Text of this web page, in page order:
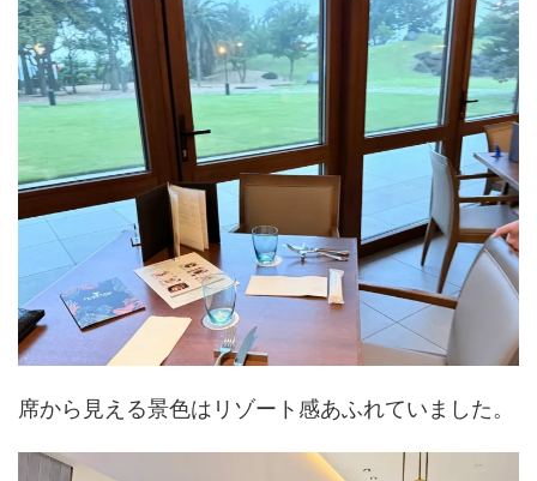
席から見える景色はリゾート感あふれていました。